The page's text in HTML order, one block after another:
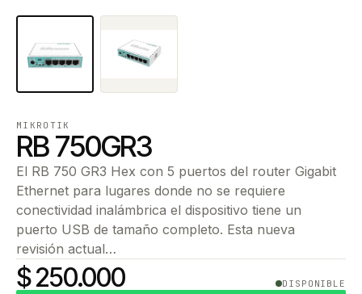
MIKROTIK
RB 750GR3
El RB 750 GR3 Hex con 5 puertos del router Gigabit
Ethernet para lugares donde no se requiere
conectividad inalámbrica el dispositivo tiene un
puerto USB de tamaño completo. Esta nueva
revisión actual…
$ 250.000 DISPONIBLE